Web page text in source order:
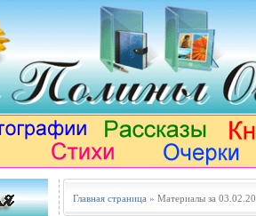
Главная страница » Материалы за